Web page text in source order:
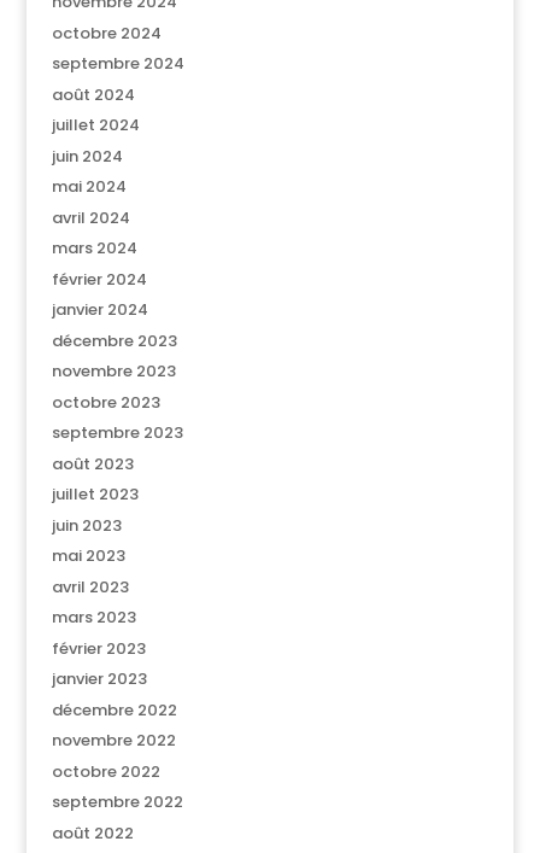
octobre 2024
septembre 2024
août 2024
juillet 2024
juin 2024
mai 2024
avril 2024
mars 2024
février 2024
janvier 2024
décembre 2023
novembre 2023
octobre 2023
septembre 2023
août 2023
juillet 2023
juin 2023
mai 2023
avril 2023
mars 2023
février 2023
janvier 2023
décembre 2022
novembre 2022
octobre 2022
septembre 2022
août 2022